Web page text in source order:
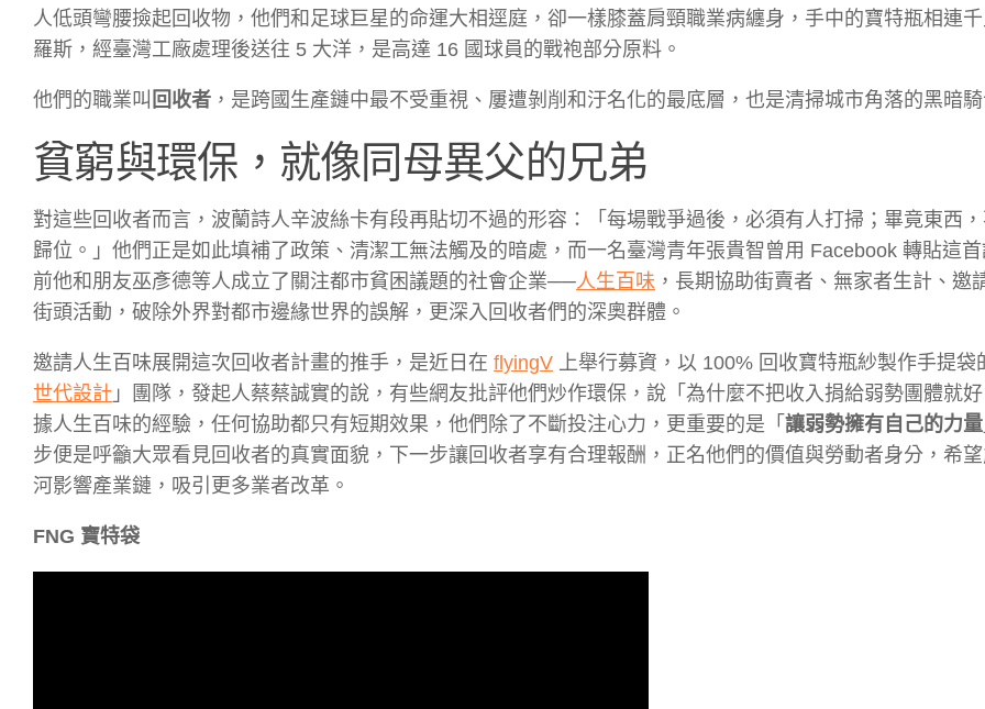
人低頭彎腰撿起回收物，他們和足球巨星的命運大相逕庭，卻一樣膝蓋肩頸職業病纏身，手中的寶特瓶相連
羅斯，經臺灣工廠處理後送往 5 大洋，是高達 16 國球員的戰袍部分原料。
他們的職業叫 回收者 ，是跨國生產鏈中最不受重視、屢遭剝削和汙名化的最底層，也是清掃城市角落的黑暗
貧窮與環保，就像同母異父的兄弟
對這些回收者而言，波蘭詩人辛波絲卡有段再貼切不過的形容：「每場戰爭過後，必須有人打掃；畢竟東西
歸位。」他們正是如此填補了政策、清潔工無法觸及的暗處，而一名臺灣青年張貴智曾用 Facebook 轉貼這
前他和朋友巫彥德等人成立了關注都市貧困議題的社會企業──人生百味 ，長期協助街賣者、無家者生計、邀
街頭活動，破除外界對都市邊緣世界的誤解，更深入回收者們的深奧群體。
邀請人生百味展開這次回收者計畫的推手，是近日在 flyingV 上舉行募資，以 100% 回收寶特瓶紗製作手提袋
世代設計 」團隊，發起人蔡蔡誠實的說，有些網友批評他們炒作環保，說「為什麼不把收入捐給弱勢團體就
據人生百味的經驗，任何協助都只有短期效果，他們除了不斷投注心力，更重要的是「 讓弱勢擁有自己的力量
步便是呼籲大眾看見回收者的真實面貌，下一步讓回收者享有合理報酬，正名他們的價值與勞動者身分，希
河影響產業鏈，吸引更多業者改革。
FNG 寶特袋